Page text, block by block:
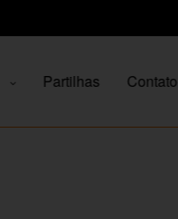
Partilhas Contato